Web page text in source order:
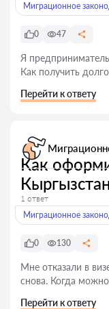
Миграционное
0 47
Я
Как получить
Перейти к ответу
Как
1 ответ
Миграционное
0 130
Мне отказали в
снова. Когда
Перейти к ответу